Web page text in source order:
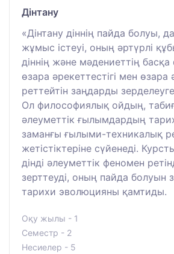
Дінтану
«Дінтану діннің пайда болуы,
жұмыс істеуі, оның әртүрлі
діннің және мәдениеттің
өзара әрекеттестігі мен өзара
реттейтін заңдарды
Ол философиялық ойдың,
әлеуметтік ғылымдардың
заманғы ғылыми-техникалық
жетістіктеріне сүйенеді.
дінді әлеуметтік феномен
зерттеуді, оның пайда болуын
тарихи эволюцияны қамтиды.
Оқу жылы - 1
Семестр - 2
Несиелер - 5